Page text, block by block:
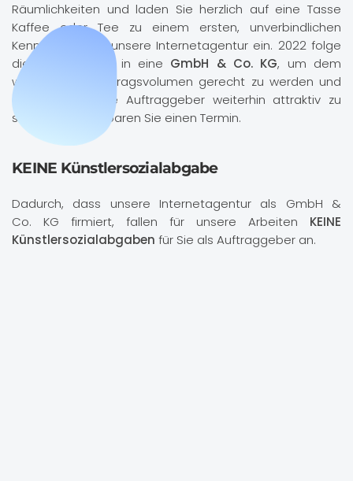
Räumlichkeiten und laden Sie herzlich auf eine Tasse
Kaffee oder Tee zu einem ersten, unverbindlichen
Kennenlernen in unsere Internetagentur ein. 2022 folge
die Umwandlung in eine GmbH & Co. KG, um dem
wachsenden Auftragsvolumen gerecht zu werden und
auch für größere Auftraggeber weiterhin attraktiv zu
sein. Bitte vereinbaren Sie einen Termin.
KEINE Künstlersozialabgabe
Dadurch, dass unsere Internetagentur als GmbH &
Co. KG firmiert, fallen für unsere Arbeiten KEINE
Künstlersozialabgaben für Sie als Auftraggeber an.